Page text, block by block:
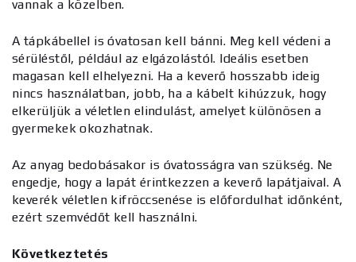
vannak a közelben.
A tápkábellel is óvatosan kell bánni. Meg kell védeni a
sérüléstől, például az elgázolástól. Ideális esetben
magasan kell elhelyezni. Ha a keverő hosszabb ideig
nincs használatban, jobb, ha a kábelt kihúzzuk, hogy
elkerüljük a véletlen elindulást, amelyet különösen a
gyermekek okozhatnak.
Az anyag bedobásakor is óvatosságra van szükség. Ne
engedje, hogy a lapát érintkezzen a keverő lapátjaival. A
keverék véletlen kifröccsenése is előfordulhat időnként,
ezért szemvédőt kell használni.
Következtetés